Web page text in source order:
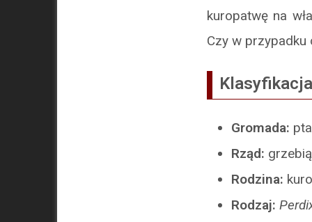
kuropatwę na
Czy w
Klasyfikacja
Gromada:
Rząd:
Rodzina:
Rodzaj: